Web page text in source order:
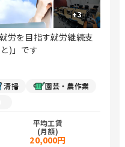
+3
労を目指す就労継続支
)」です
清掃
園芸・農作業
平均工賃
(月額)
20,000円